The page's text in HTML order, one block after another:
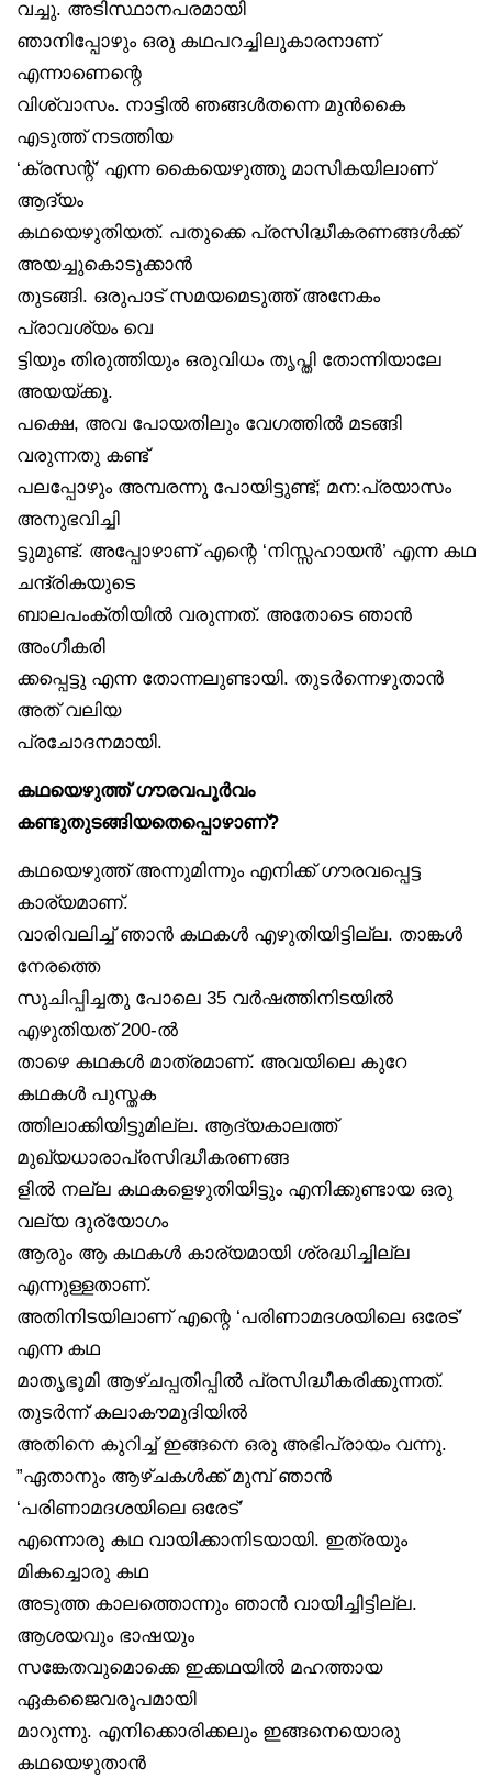
വച്ചു. അടിസ്ഥാനപരമായി
ഞാനിപ്പോഴും ഒരു കഥപറച്ചിലുകാരനാണ്
എന്നാണെന്റെ
വിശ്വാസം. നാട്ടിൽ ഞങ്ങൾതന്നെ മുൻകൈ
എടുത്ത് നടത്തിയ
‘ക്രസന്റ്’ എന്ന കൈയെഴുത്തു മാസികയിലാണ്
ആദ്യം
കഥയെഴുതിയത്. പതുക്കെ പ്രസിദ്ധീകരണങ്ങൾക്ക്
അയച്ചുകൊടുക്കാൻ
തുടങ്ങി. ഒരുപാട് സമയമെടുത്ത് അനേകം
പ്രാവശ്യം വെ
ട്ടിയും തിരുത്തിയും ഒരുവിധം തൃപ്തി തോന്നിയാലേ
അയയ്ക്കൂ.
പക്ഷെ, അവ പോയതിലും വേഗത്തിൽ മടങ്ങി
വരുന്നതു കണ്ട്
പലപ്പോഴും അമ്പരന്നു പോയിട്ടുണ്ട്; മന:പ്രയാസം
അനുഭവിച്ചി
ട്ടുമുണ്ട്. അപ്പോഴാണ് എന്റെ ‘നിസ്സഹായൻ’ എന്ന കഥ
ചന്ദ്രികയുടെ
ബാലപംക്തിയിൽ വരുന്നത്. അതോടെ ഞാൻ
അംഗീകരി
ക്കപ്പെട്ടു എന്ന തോന്നലുണ്ടായി. തുടർന്നെഴുതാൻ
അത് വലിയ
പ്രചോദനമായി.
കഥയെഴുത്ത് ഗൗരവപൂർവം
കണ്ടുതുടങ്ങിയതെപ്പൊഴാണ്?
കഥയെഴുത്ത് അന്നുമിന്നും എനിക്ക് ഗൗരവപ്പെട്ട
കാര്യമാണ്.
വാരിവലിച്ച് ഞാൻ കഥകൾ എഴുതിയിട്ടില്ല. താങ്കൾ
നേരത്തെ
സുചിപ്പിച്ചതു പോലെ 35 വർഷത്തിനിടയിൽ
എഴുതിയത് 200-ൽ
താഴെ കഥകൾ മാത്രമാണ്. അവയിലെ കുറേ
കഥകൾ പുസ്തക
ത്തിലാക്കിയിട്ടുമില്ല. ആദ്യകാലത്ത്
മുഖ്യധാരാപ്രസിദ്ധീകരണങ്ങ
ളിൽ നല്ല കഥകളെഴുതിയിട്ടും എനിക്കുണ്ടായ ഒരു
വല്യ ദുര്യോഗം
ആരും ആ കഥകൾ കാര്യമായി ശ്രദ്ധിച്ചില്ല
എന്നുള്ളതാണ്.
അതിനിടയിലാണ് എന്റെ ‘പരിണാമദശയിലെ ഒരേട്’
എന്ന കഥ
മാതൃഭൂമി ആഴ്ചപ്പതിപ്പിൽ പ്രസിദ്ധീകരിക്കുന്നത്.
തുടർന്ന് കലാകൗമുദിയിൽ
അതിനെ കുറിച്ച് ഇങ്ങനെ ഒരു അഭിപ്രായം വന്നു.
”ഏതാനും ആഴ്ചകൾക്ക് മുമ്പ് ഞാൻ
‘പരിണാമദശയിലെ ഒരേട്’
എന്നൊരു കഥ വായിക്കാനിടയായി. ഇത്രയും
മികച്ചൊരു കഥ
അടുത്ത കാലത്തൊന്നും ഞാൻ വായിച്ചിട്ടില്ല.
ആശയവും ഭാഷയും
സങ്കേതവുമൊക്കെ ഇക്കഥയിൽ മഹത്തായ
ഏകജൈവരൂപമായി
മാറുന്നു. എനിക്കൊരിക്കലും ഇങ്ങനെയൊരു
കഥയെഴുതാൻ